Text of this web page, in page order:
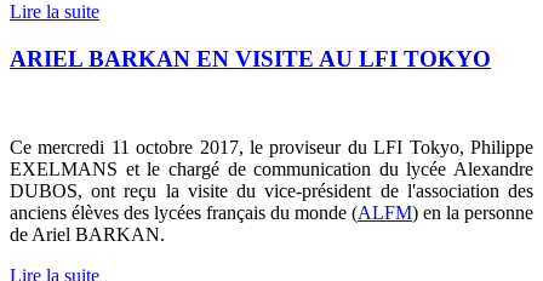
Lire la suite
ARIEL BARKAN EN VISITE AU LFI TOKYO
Ce mercredi 11 octobre 2017, le proviseur du LFI Tokyo, Philippe
EXELMANS et le chargé de communication du lycée Alexandre
DUBOS, ont reçu la visite du vice-président de l'association des
anciens élèves des lycées français du monde (ALFM) en la personne
de Ariel BARKAN.
Lire la suite